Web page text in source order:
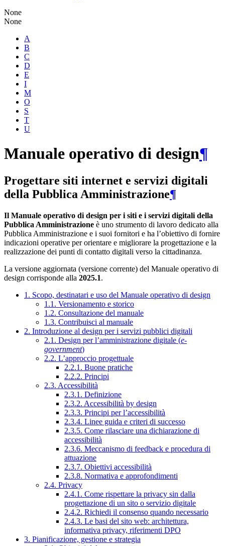
None
None
A
B
C
D
E
I
M
O
S
T
U
Manuale operativo di design¶
Progettare siti internet e servizi digitali
della Pubblica Amministrazione¶
Il Manuale operativo di design per i siti e i servizi digitali della
Pubblica Amministrazione è uno strumento di lavoro dedicato alla
Pubblica Amministrazione e i suoi fornitori e ha l’obiettivo di fornire
indicazioni operative per orientare e migliorare la progettazione e la
realizzazione dei punti di contatto digitali verso la cittadinanza.
La versione aggiornata (versione corrente) del Manuale operativo di
design corrisponde alla 2025.1.
1. Scopo, destinatari e uso del Manuale operativo di design
1.1. Versionamento e storico
1.2. Consultazione del manuale
1.3. Contribuisci al manuale
2. Introduzione al design per i servizi pubblici digitali
2.1. Design per l’amministrazione digitale (e-
government)
2.2. L’approccio progettuale
2.2.1. Buone pratiche
2.2.2. Principi
2.3. Accessibilità
2.3.1. Definizione
2.3.2. Accessibilità by design
2.3.3. Principi per l’accessibilità
2.3.4. Linee guida e criteri di successo
2.3.5. Come rilasciare una dichiarazione di
accessibilità
2.3.6. Meccanismo di feedback e procedura di
attuazione
2.3.7. Obiettivi accessibilità
2.3.8. Normativa e approfondimenti
2.4. Privacy
2.4.1. Come rispettare la privacy sin dalla
progettazione di un sito o servizio digitale
2.4.2. Richiedi il consenso quando necessario
2.4.3. Le basi del sito web: architettura,
informativa privacy, riferimenti DPO
3. Pianificazione, gestione e strategia